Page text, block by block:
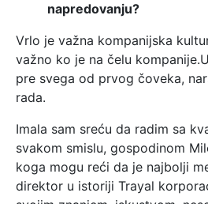
napredovanju?
Vrlo je važna kompanijska
važno ko je na čelu
pre svega od prvog čoveka,
rada.
Imala sam sreću da radim sa
svakom smislu, gospodinom
koga mogu reći da je najbolji
direktor u istoriji Trayal